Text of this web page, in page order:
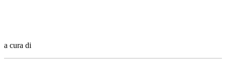
a cura di